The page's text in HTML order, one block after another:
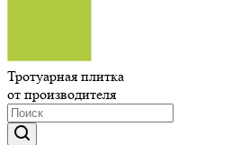
Тротуарная плитка
от производителя